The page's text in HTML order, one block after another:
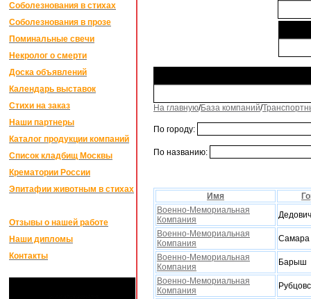
Соболезнования в стихах
Соболезнования в прозе
Поминальные свечи
Некролог о смерти
Доска объявлений
Календарь выставок
Стихи на заказ
Наши партнеры
Каталог продукции компаний
Список кладбищ Москвы
Крематории России
Эпитафии животным в стихах
Отзывы о нашей работе
Наши дипломы
Контакты
На главную/База компаний/
По городу:
По названию:
Имя
Военно-Мемориальная
Компания
Военно-Мемориальная
Компания
Самара
Военно-Мемориальная
Компания
Барыш
Военно-Мемориальная
Компания